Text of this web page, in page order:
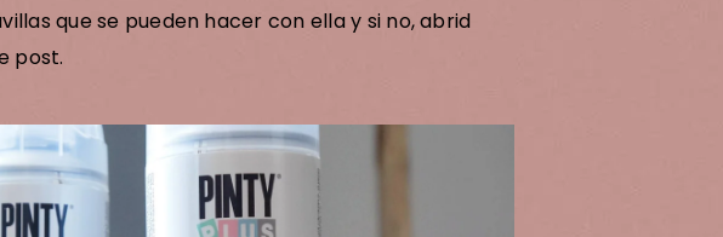
que se pueden hacer con ella y si no, abrid
post.